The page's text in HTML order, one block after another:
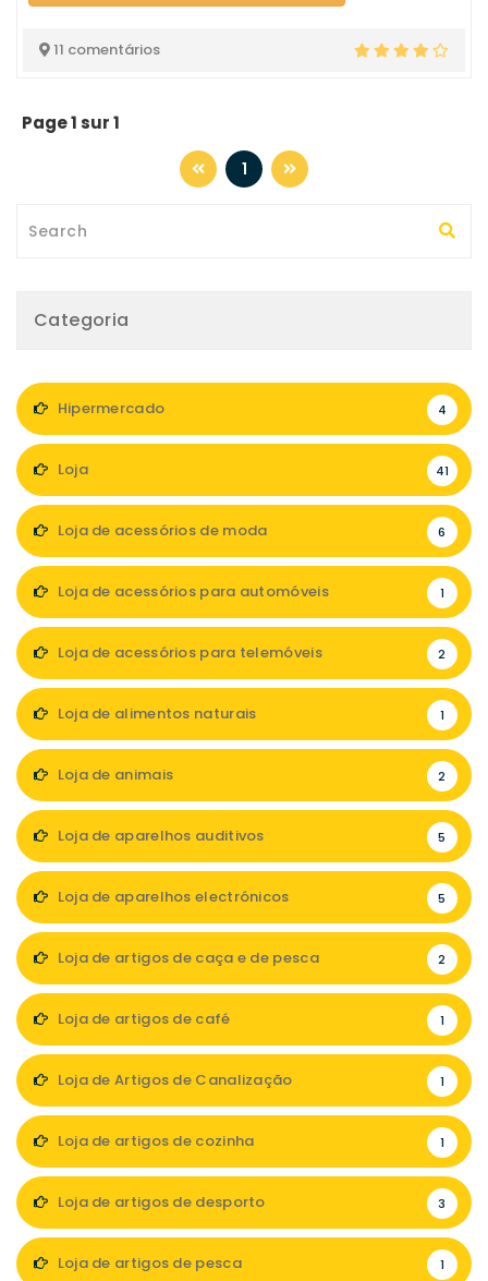
11 comentários
Page 1 sur 1
1
Categoria
Hipermercado 4
Loja 41
Loja de acessórios de moda 6
Loja de acessórios para automóveis 1
Loja de acessórios para telemóveis 2
Loja de alimentos naturais 1
Loja de animais 2
Loja de aparelhos auditivos 5
Loja de aparelhos electrónicos 5
Loja de artigos de caça e de pesca 2
Loja de artigos de café 1
Loja de Artigos de Canalização 1
Loja de artigos de cozinha 1
Loja de artigos de desporto 3
Loja de artigos de pesca 1